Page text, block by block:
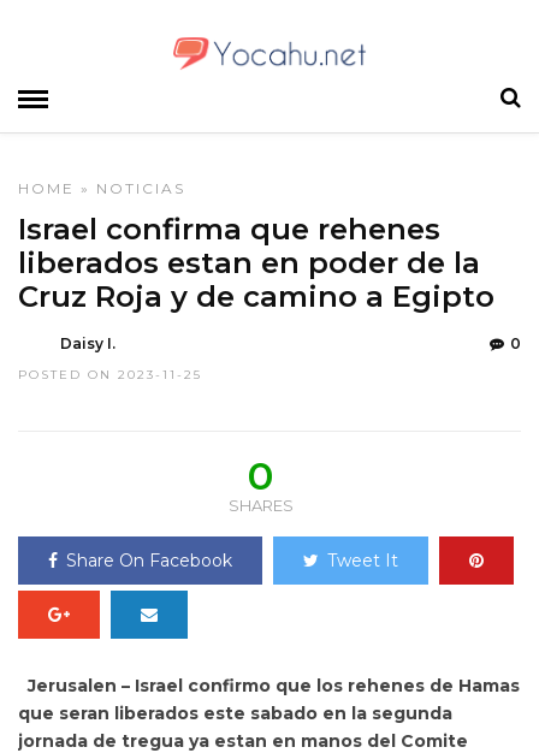
HOME » NOTICIAS
Israel confirma que rehenes
liberados estan en poder de la
Cruz Roja y de camino a Egipto
Daisy I.
POSTED ON 2023-11-25
0
0
SHARES
Share On Facebook Tweet It
Jerusalen – Israel confirmo que los rehenes de Hamas
que seran liberados este sabado en la segunda
jornada de tregua ya estan en manos del Comite